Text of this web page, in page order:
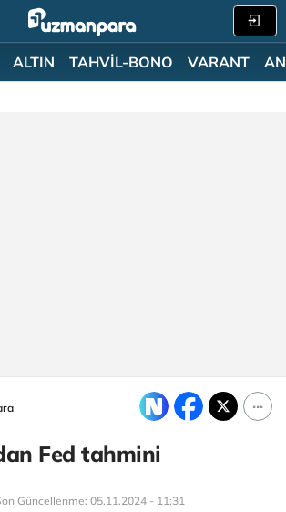
ALTIN TAHVİL-BONO VARANT
Fed tahmini
Güncellenme: 05.11.2024 - 11:31